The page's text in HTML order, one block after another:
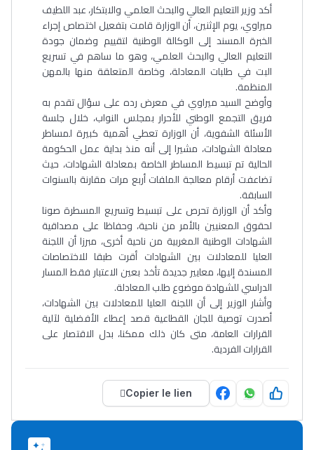
أكد وزير التعليم العالي والبحث العلمي والابتكار، عبد اللطيف
ميراوي، يوم الإثنين، أن الوزارة قامت بتفعيل اختصاص إجراء
الخبرة المسند إلى الوكالة الوطنية لتقييم وضمان جودة
التعليم العالي والبحث العلمي، وهو ما ساهم في تسريع
البت في طلبات المعادلة، وخاصة المتعلقة منها بالمهن
المنظمة.
وأوضح السيد ميراوي في معرض رده على سؤال تقدم به
فريق التجمع الوطني للأحرار بمجلس النواب، خلال جلسة
الأسئلة الشفوية، أن الوزارة تعطي أهمية كبيرة لمساطر
معادلة الشهادات، مشيرا إلى أنه منذ بداية عمل الحكومة
الحالية تم تبسيط المساطر الخاصة بمعادلة الشهادات، حيث
تضاعفت أرقام معالجة الملفات أربع مرات مقارنة بالسنوات
السابقة.
وأكد أن الوزارة تحرص على تبسيط وتسريع المسطرة صونا
لحقوق المعنيين بالأمر من ناحية، وحفاظا على مصداقية
الشهادات الوطنية المغربية من ناحية أخرى، مبرزا أن اللجنة
العليا للمعادلات بين الشهادات أقرت طبقا للاختصاصات
المسندة إليها، معايير جديدة تأخذ بعين الاعتبار فقط المسار
الدراسي للشهادة موضوع طلب المعادلة.
وأشار الوزير إلى أن اللجنة العليا للمعادلات بين الشهادات،
أصدرت توصية للجان القطاعية قصد إعطاء الأفضلية لآلية
القرارات العامة، متى كان ذلك ممكنا، بدل الاقتصار على
القرارات الفردية.
Copier le lien